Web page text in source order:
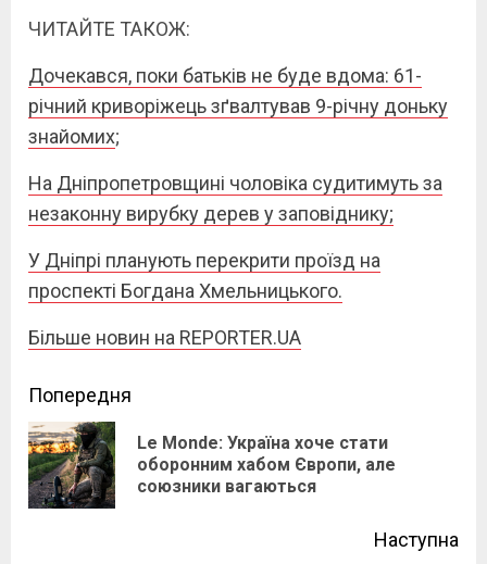
ЧИТАЙТЕ ТАКОЖ:
Дочекався, поки батьків не буде вдома: 61-
річний криворіжець зґвалтував 9-річну доньку
знайомих;
На Дніпропетровщині чоловіка судитимуть за
незаконну вирубку дерев у заповіднику;
У Дніпрі планують перекрити проїзд на
проспекті Богдана Хмельницького.
Більше новин на REPORTER.UA
Continue
Reading
Попередня
Le Monde: Україна хоче стати
оборонним хабом Європи, але
союзники вагаються
Наступна